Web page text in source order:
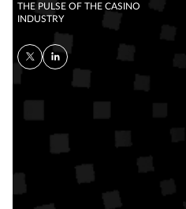
THE PULSE OF THE CASINO
INDUSTRY